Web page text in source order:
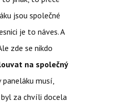
jsou společné
je to náves. A
zde se nikdo
na společný
paneláku musí,
za chvíli docela